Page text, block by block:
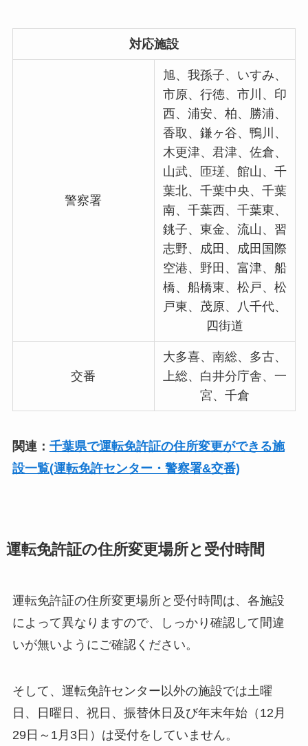
対応施設
警察署
旭、我孫子、いすみ、
市原、行徳、市川、印
西、浦安、柏、勝浦、
香取、鎌ヶ谷、鴨川、
木更津、君津、佐倉、
山武、匝瑳、館山、千
葉北、千葉中央、千葉
南、千葉西、千葉東、
銚子、東金、流山、習
志野、成田、成田国際
空港、野田、富津、船
橋、船橋東、松戸、松
戸東、茂原、八千代、
四街道
交番
大多喜、南総、多古、
上総、白井分庁舎、一
宮、千倉
関連： 千葉県で運転免許証の住所変更ができる施
設一覧(運転免許センター・警察署&交番)
運転免許証の住所変更場所と受付時間
運転免許証の住所変更場所と受付時間は、各施設
によって異なりますので、しっかり確認して間違
いが無いようにご確認ください。
そして、運転免許センター以外の施設では土曜
日、日曜日、祝日、振替休日及び年末年始（12月
29日～1月3日）は受付をしていません。